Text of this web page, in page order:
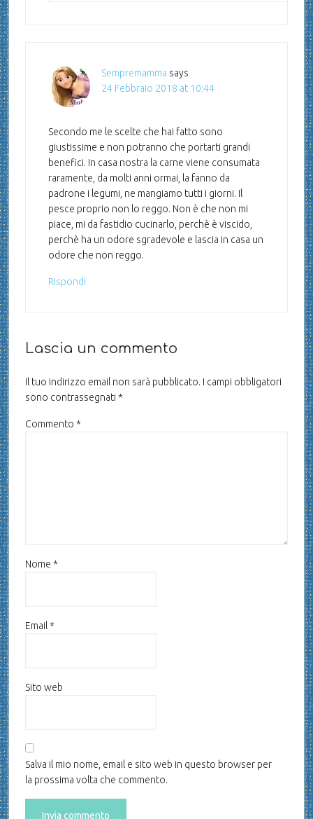
Sempremamma says
24 Febbraio 2018 at 10:44
Secondo me le scelte che hai fatto sono
giustissime e non potranno che portarti grandi
benefici. In casa nostra la carne viene consumata
raramente, da molti anni ormai, la fanno da
padrone i legumi, ne mangiamo tutti i giorni. Il
pesce proprio non lo reggo. Non è che non mi
piace, mi da fastidio cucinarlo, perchè è viscido,
perchè ha un odore sgradevole e lascia in casa un
odore che non reggo.
Rispondi
Lascia un commento
Il tuo indirizzo email non sarà pubblicato. I campi obbligatori
sono contrassegnati *
Commento *
Nome *
Email *
Sito web
Salva il mio nome, email e sito web in questo browser per
la prossima volta che commento.